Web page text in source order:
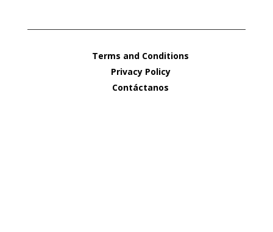
Terms and Conditions
Privacy Policy
Contáctanos